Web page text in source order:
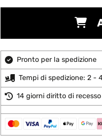
Pronto per la spedizione
Tempi di spedizione: 2 -
14 giorni diritto di recesso